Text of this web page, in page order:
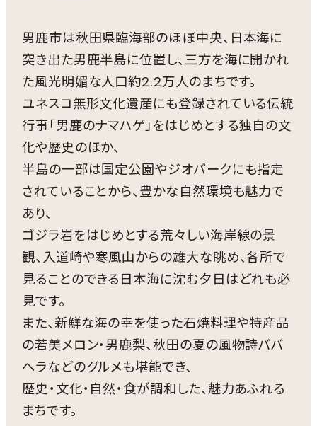
男鹿市は秋田県臨海部のほぼ中央、日本海に
突き出た男鹿半島に位置し、三方を海に開かれ
た風光明媚な人口約2.2万人のまちです。
ユネスコ無形文化遺産にも登録されている伝統
行事「男鹿のナマハゲ」をはじめとする独自の文
化や歴史のほか、
半島の一部は国定公園やジオパークにも指定
されていることから、豊かな自然環境も魅力で
あり、
ゴジラ岩をはじめとする荒々しい海岸線の景
観、入道崎や寒風山からの雄大な眺め、各所で
見ることのできる日本海に沈む夕日はどれも必
見です。
また、新鮮な海の幸を使った石焼料理や特産品
の若美メロン・男鹿梨、秋田の夏の風物詩ババ
ヘラなどのグルメも堪能でき、
歴史・文化・自然・食が調和した、魅力あふれる
まちです。